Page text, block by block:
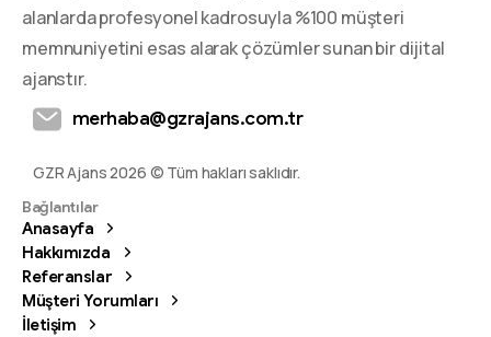
alanlarda profesyonel kadrosuyla %100 müşteri
memnuniyetini esas alarak çözümler sunan bir dijital
ajanstır.
merhaba@gzrajans.com.tr
GZR Ajans 2026 © Tüm hakları saklıdır.
Bağlantılar
Anasayfa
Hakkımızda
Referanslar
Müşteri Yorumları
İletişim